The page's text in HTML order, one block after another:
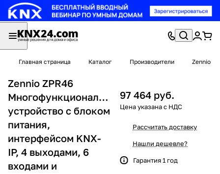
Главная страница Каталог Производители Zennio
Zennio ZPR46
Многофункциональное
устройство с блоком
питания,
интерфейсом KNX-
IP, 4 выходами, 6
входами и
97 464 руб.
Рассчитать доставку
Нашли дешевле?
Гарантия 1 год